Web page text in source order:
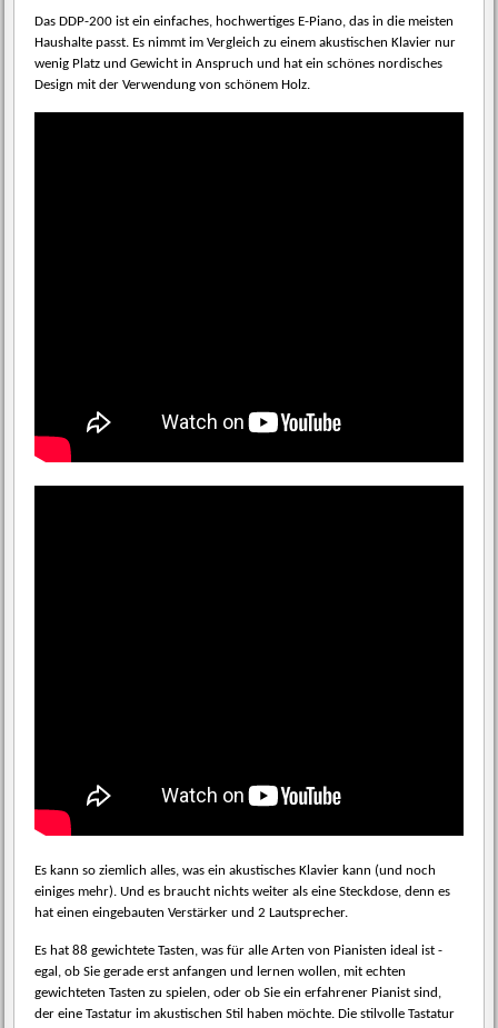
Das DDP-200 ist ein einfaches, hochwertiges E-Piano, das in die meisten
Haushalte passt. Es nimmt im Vergleich zu einem akustischen Klavier nur
wenig Platz und Gewicht in Anspruch und hat ein schönes nordisches
Design mit der Verwendung von schönem Holz.
Es kann so ziemlich alles, was ein akustisches Klavier kann (und noch
einiges mehr). Und es braucht nichts weiter als eine Steckdose, denn es
hat einen eingebauten Verstärker und 2 Lautsprecher.
Es hat 88 gewichtete Tasten, was für alle Arten von Pianisten ideal ist -
egal, ob Sie gerade erst anfangen und lernen wollen, mit echten
gewichteten Tasten zu spielen, oder ob Sie ein erfahrener Pianist sind,
der eine Tastatur im akustischen Stil haben möchte. Die stilvolle Tastatur